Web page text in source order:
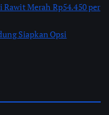
Rawit Merah Rp54.450 per
Siapkan Opsi